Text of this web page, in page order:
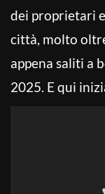
dei proprietari
città, molto
appena saliti a
2025. E qui